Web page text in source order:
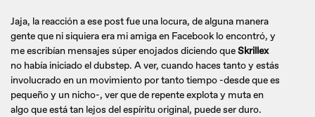
Jaja, la reacción a ese post fue una locura, de alguna manera
gente que ni siquiera era mi amiga en Facebook lo encontró, y
me escribían mensajes súper enojados diciendo queSkrillex
no había iniciado el dubstep. A ver, cuando haces tanto y estás
involucrado en un movimiento por tanto tiempo -desde que es
pequeño y un nicho-, ver que de repente explota y muta en
algo que está tan lejos del espíritu original, puede ser duro.